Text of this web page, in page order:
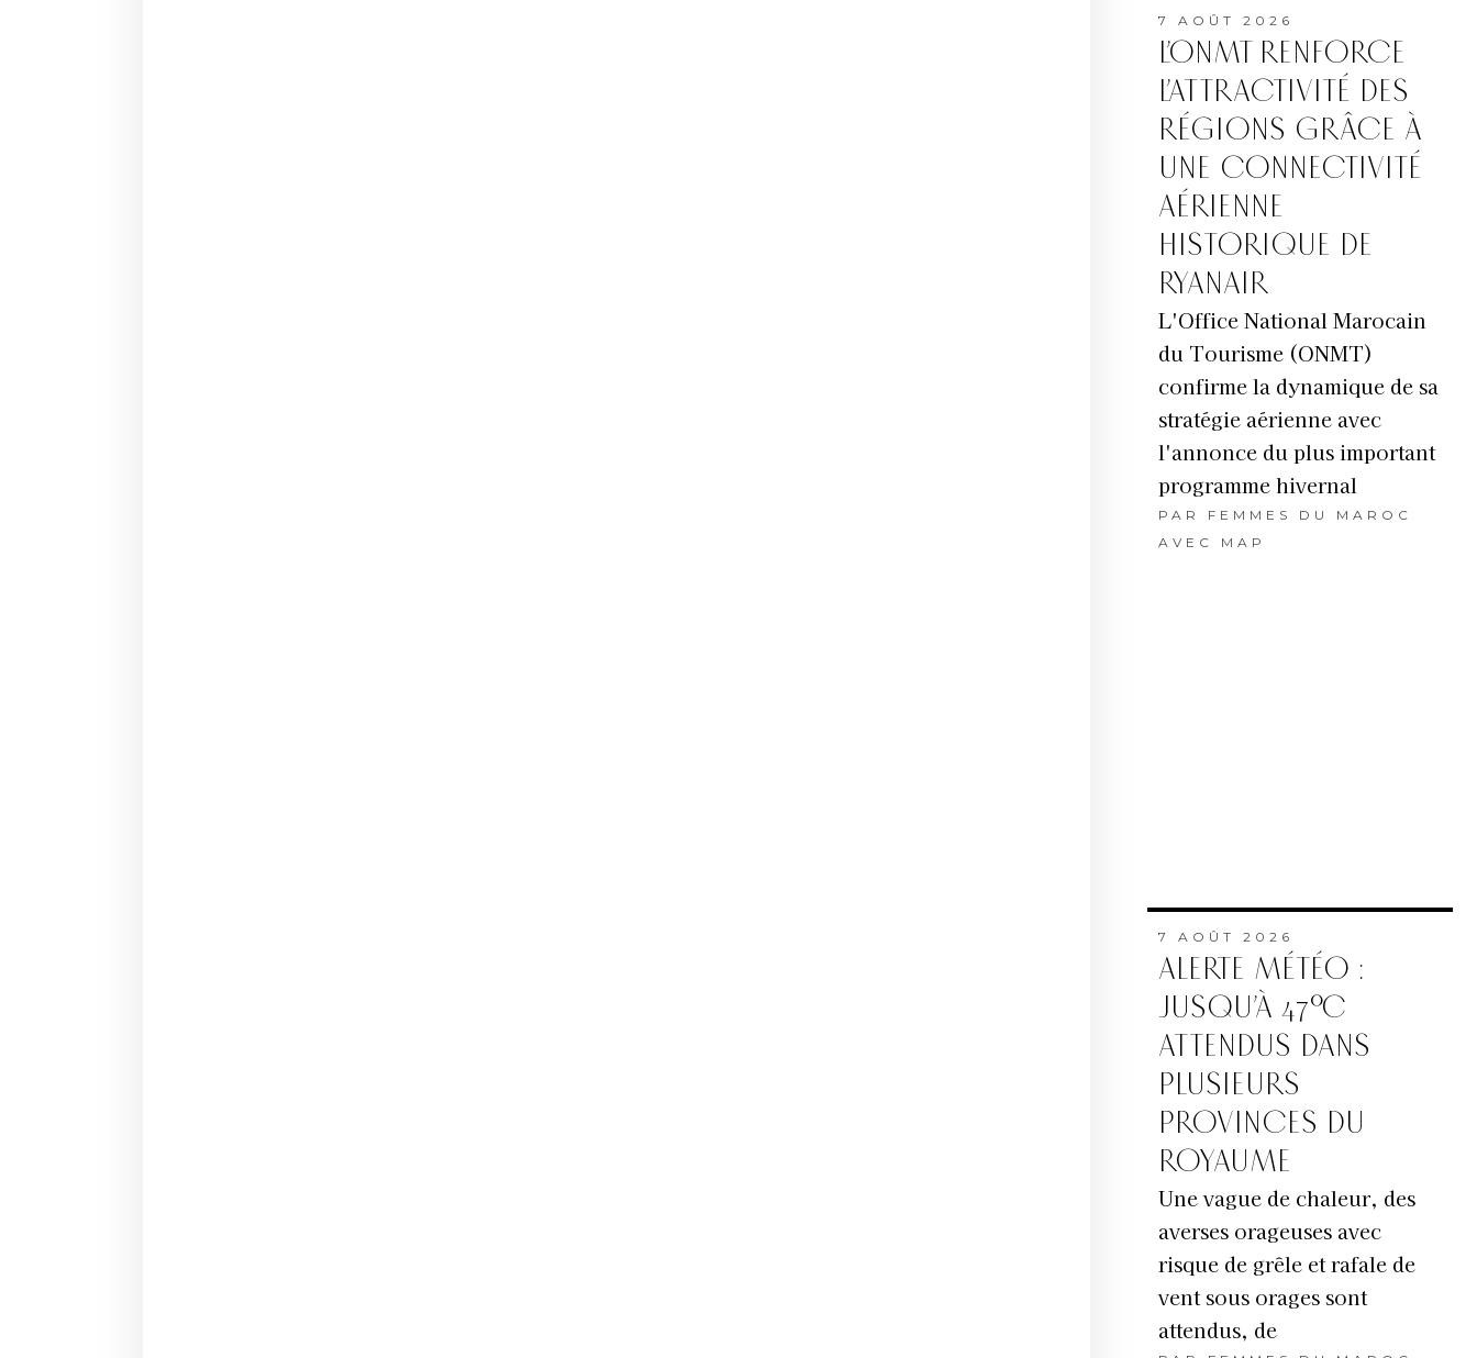
7 AOÛT 2026
L’ONMT RENFORCE
L’ATTRACTIVITÉ DES
RÉGIONS GRÂCE À
UNE CONNECTIVITÉ
AÉRIENNE
HISTORIQUE DE
RYANAIR
L'Office National Marocain
du Tourisme (ONMT)
confirme la dynamique de sa
stratégie aérienne avec
l'annonce du plus important
programme hivernal
PAR FEMMES DU MAROC
AVEC MAP
7 AOÛT 2026
ALERTE MÉTÉO :
JUSQU’À 47°C
ATTENDUS DANS
PLUSIEURS
PROVINCES DU
ROYAUME
Une vague de chaleur, des
averses orageuses avec
risque de grêle et rafale de
vent sous orages sont
attendus, de